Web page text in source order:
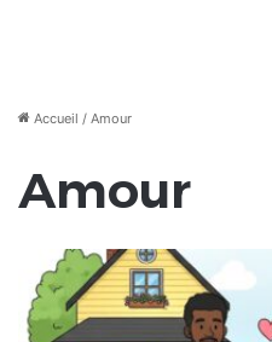
Accueil / Amour
Amour